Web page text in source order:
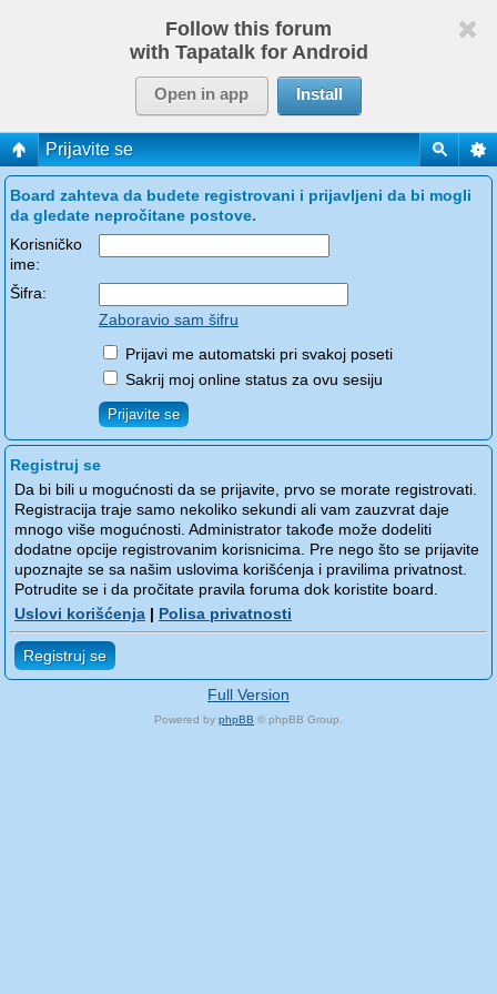
Follow this forum
with Tapatalk for Android
Open in app Install
Prijavite se
Board zahteva da budete registrovani i prijavljeni da bi mogli
da gledate nepročitane postove.
Korisničko
ime:
Šifra:
Zaboravio sam šifru
Prijavi me automatski pri svakoj poseti
Sakrij moj online status za ovu sesiju
Registruj se
Da bi bili u mogućnosti da se prijavite, prvo se morate registrovati.
Registracija traje samo nekoliko sekundi ali vam zauzvrat daje
mnogo više mogućnosti. Administrator takođe može dodeliti
dodatne opcije registrovanim korisnicima. Pre nego što se prijavite
upoznajte se sa našim uslovima korišćenja i pravilima privatnost.
Potrudite se i da pročitate pravila foruma dok koristite board.
Uslovi korišćenja | Polisa privatnosti
Registruj se
Full Version
Powered by phpBB © phpBB Group.